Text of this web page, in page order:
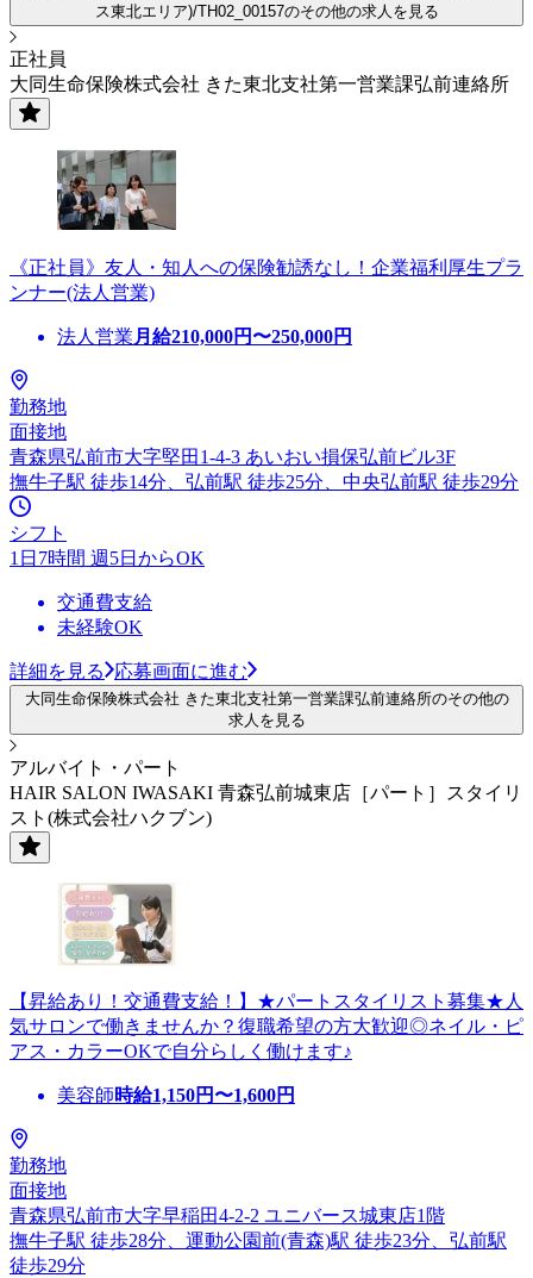
ス東北エリア)/TH02_00157のその他の求人を見る
正社員
大同生命保険株式会社 きた東北支社第一営業課弘前連絡所
《正社員》友人・知人への保険勧誘なし！企業福利厚生プラ
ンナー(法人営業)
法人営業 月給210,000円〜250,000円
勤務地
面接地
青森県弘前市大字堅田1-4-3 あいおい損保弘前ビル3F
撫牛子駅 徒歩14分、弘前駅 徒歩25分、中央弘前駅 徒歩29分
シフト
1日7時間 週5日からOK
交通費支給
未経験OK
詳細を見る 応募画面に進む
大同生命保険株式会社 きた東北支社第一営業課弘前連絡所のその他の
求人を見る
アルバイト・パート
HAIR SALON IWASAKI 青森弘前城東店［パート］スタイリ
スト(株式会社ハクブン)
【昇給あり！交通費支給！】★パートスタイリスト募集★人
気サロンで働きませんか？復職希望の方大歓迎◎ネイル・ピ
アス・カラーOKで自分らしく働けます♪
美容師時給1,150円〜1,600円
勤務地
面接地
青森県弘前市大字早稲田4-2-2 ユニバース城東店1階
撫牛子駅 徒歩28分、運動公園前(青森)駅 徒歩23分、弘前駅
徒歩29分